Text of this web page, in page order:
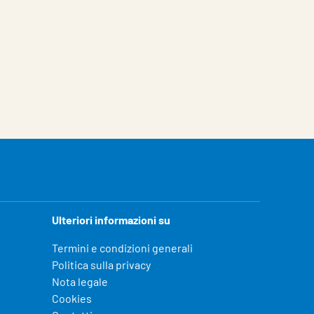
Ulteriori informazioni su
Termini e condizioni generali
Politica sulla privacy
Nota legale
Cookies